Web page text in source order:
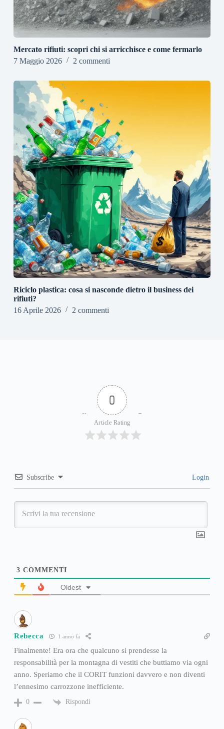
Mercato rifiuti: scopri chi si arricchisce e come fermarlo
7 Maggio 2026
2 commenti
Riciclo plastica: cosa si nasconde dietro il business dei
rifiuti?
16 Aprile 2026
2 commenti
0
Article Rating
Subscribe Login
3 COMMENTI
Oldest
Rebecca 1 anno fa
Finalmente! Era ora che qualcuno si prendesse la
responsabilità per la montagna di vestiti che buttiamo via ogni
anno. Speriamo che il CORIT funzioni davvero e non diventi
l’ennesimo carrozzone inefficiente.
0 Rispondi